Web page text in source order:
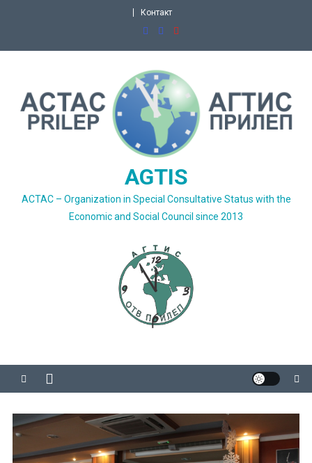
Контакт
AGTIS
ACTAC – Organization in Special Consultative Status with the
Economic and Social Council since 2013